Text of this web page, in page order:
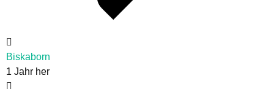
Biskaborn
1 Jahr her